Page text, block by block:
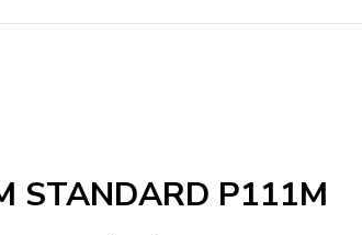
STANDARD P111M